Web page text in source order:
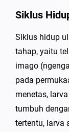
Siklus
Siklus hidup
tahap, yaitu
imago
pada
menetas,
tumbuh
tertentu, larva